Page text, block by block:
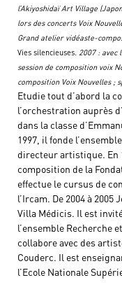
l’Akiyoshidaï Art Village
lors des concerts Voix
Grand atelier vidéaste-
Vies silencieuses. 2007 : avec
session de composition voix
composition Voix Nouvelles ;
Etudie tout d’abord la
l’orchestration auprès
dans la classe
1997, il fonde
directeur artistique. En
composition de la
effectue le cursus de
l’Ircam. De 2004 à
Villa Médicis. Il est
l’ensemble Recherche
collabore avec des
Couderc. Il est
l’Ecole Nationale